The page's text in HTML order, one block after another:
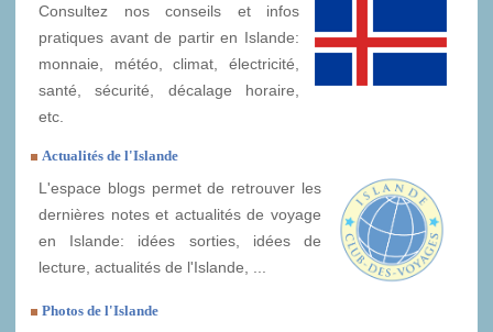
Consultez nos conseils et infos
pratiques avant de partir en Islande:
monnaie, météo, climat, électricité,
santé, sécurité, décalage horaire,
etc.
Actualités de l'Islande
L'espace blogs permet de retrouver les
dernières notes et actualités de voyage
en Islande: idées sorties, idées de
lecture, actualités de l'Islande, ...
Photos de l'Islande